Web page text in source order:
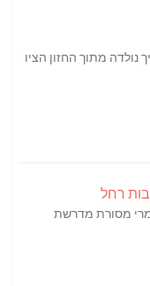
נולדה מתוך החזון הציו
רחל
מסורת מדרשת